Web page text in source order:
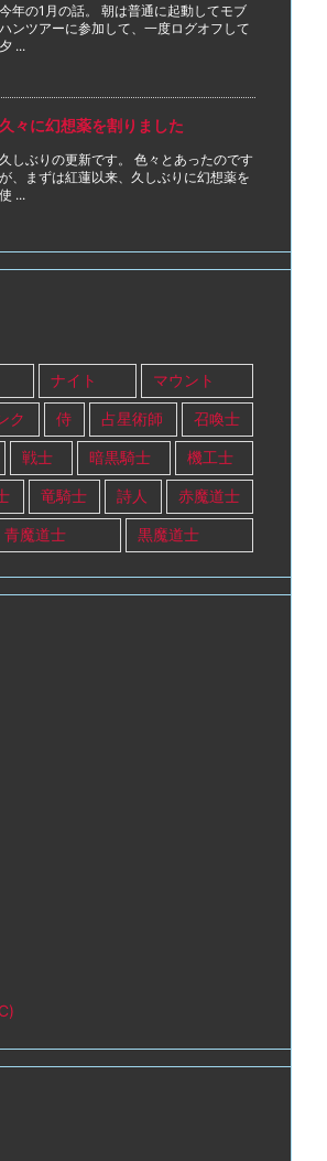
今年の1月の話。 朝は普通に起動してモブ
ハンツアーに参加して、一度ログオフして
夕 ...
久々に幻想薬を割りました
久しぶりの更新です。 色々とあったのです
が、まずは紅蓮以来、久しぶりに幻想薬を
使 ...
ナイト マウント
ク 侍 占星術師 召喚士
戦士 暗黒騎士 機工士
竜騎士 詩人 赤魔道士
青魔道士 黒魔道士